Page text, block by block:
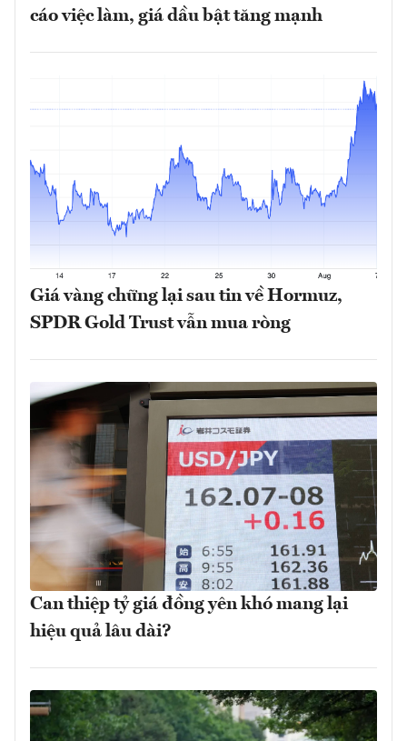
cáo việc làm, giá dầu bật tăng mạnh
Giá vàng chững lại sau tin về Hormuz,
SPDR Gold Trust vẫn mua ròng
Can thiệp tỷ giá đồng yên khó mang lại
hiệu quả lâu dài?